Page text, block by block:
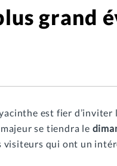
grand
est fier
se tiendra le
visiteurs qui ont un